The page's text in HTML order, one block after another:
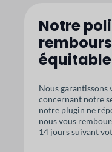
Notre
équitable
Nous
concernant notre
notre plugin ne
nous vous
14 jours suivant